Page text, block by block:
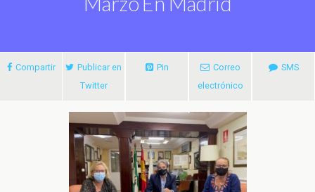
Compartir
Publicar en
Twitter
Pin
Correo
electrónico
SMS